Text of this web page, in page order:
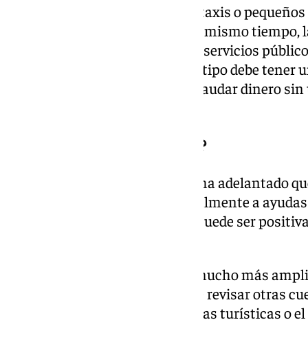
Lavanderías, comercios, bares, taxis o
constante de visitantes. Pero al mismo
presión sobre infraestructuras, servicios
que cualquier impuesto de este tipo debe
«No puede ser simplemente recaudar dinero
¿Debe destinarse a vivienda?
El Ayuntamiento de Málaga ya ha adelantado
destinaría los ingresos principalmente a
vivienda. Para Guevara, la idea puede ser
«El problema de la vivienda es mucho más
ayudar, pero también habrá que revisar otras
protegida, regulación de viviendas turísticas o